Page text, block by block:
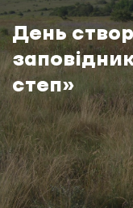
День
степ»